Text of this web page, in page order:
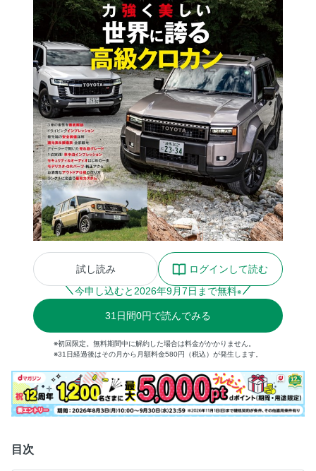
試し読み
ログインして読む
今申し込むと 2026年9月7日まで無料※
31 日間0円で読んでみる
※初回限定。無料期間中に解約した場合は料金がかかりません。
※31日経過後はその月から月額料金580円（税込）が発生します。
目次